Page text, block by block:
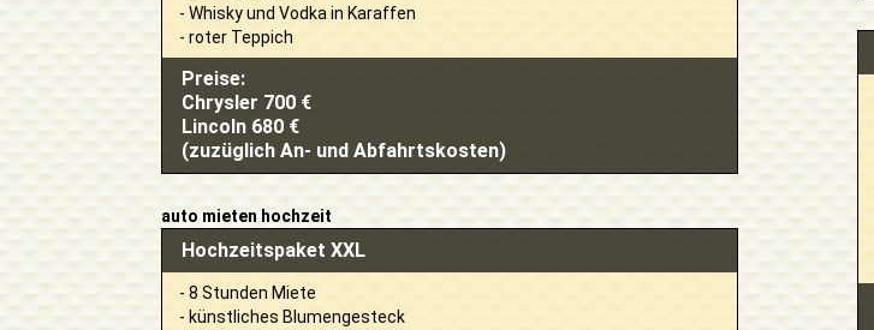
Preise:
Chrysler 700 €
Lincoln 680 €
(zuzüglich An- und Abfahrtskosten)
- Whisky und Vodka in Karaffen
- roter Teppich
auto mieten hochzeit
Hochzeitspaket XXL
- 8 Stunden Miete
- künstliches Blumengesteck